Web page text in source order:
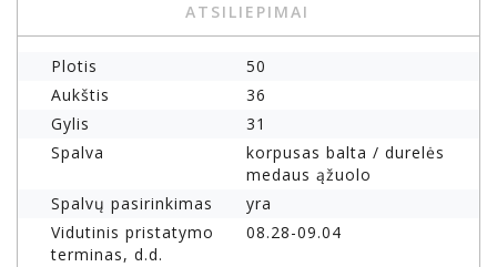
ATSILIEPIMAI
Plotis
50
Aukštis
36
Gylis
31
Spalva
korpusas balta / durelės
medaus ąžuolo
Spalvų pasirinkimas
yra
Vidutinis pristatymo
terminas, d.d.
08.28-09.04